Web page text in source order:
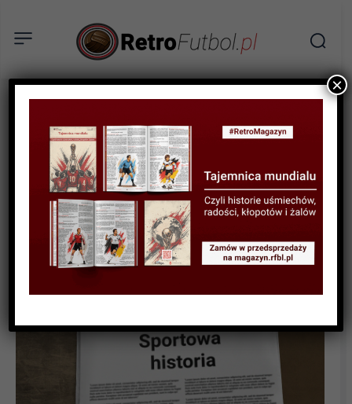
HISTORIA LIG I KLUBÓW
Hollywood United, czyli jak
piłka nożna opętała
gwiazdy
×